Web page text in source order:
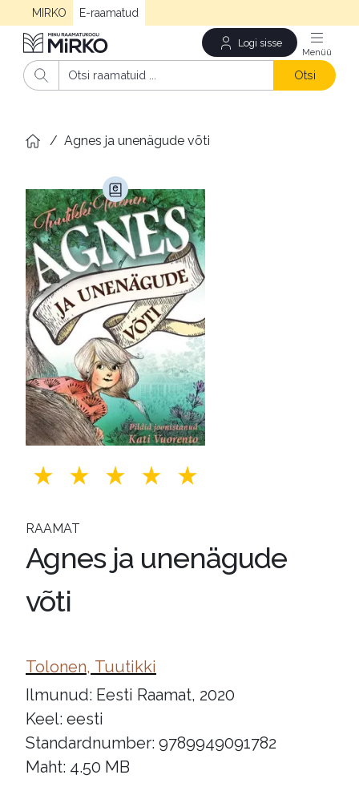
MIRKO E-raamatud
Logi sisse
Otsi
/ Agnes ja unenägude võti
RAAMAT
Agnes ja unenägude
võti
Tolonen, Tuutikki
Ilmunud: Eesti Raamat, 2020
Keel: eesti
Standardnumber: 9789949091782
Maht: 4.50 MB